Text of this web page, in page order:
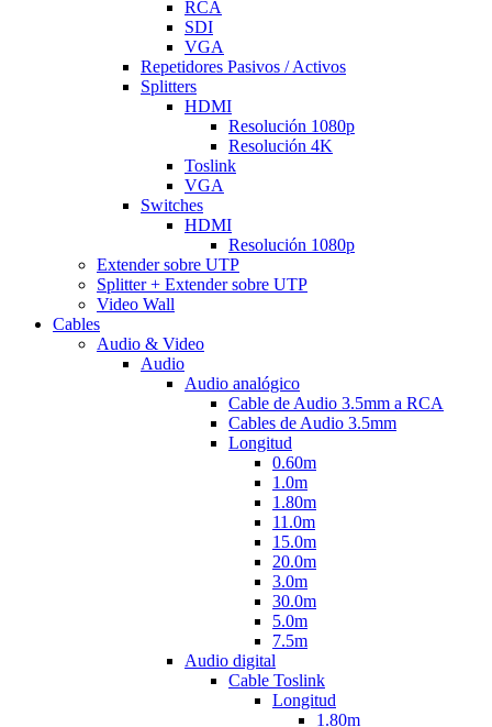
RCA
SDI
VGA
Repetidores Pasivos / Activos
Splitters
HDMI
Resolución 1080p
Resolución 4K
Toslink
VGA
Switches
HDMI
Resolución 1080p
Extender sobre UTP
Splitter + Extender sobre UTP
Video Wall
Cables
Audio & Video
Audio
Audio analógico
Cable de Audio 3.5mm a RCA
Cables de Audio 3.5mm
Longitud
0.60m
1.0m
1.80m
11.0m
15.0m
20.0m
3.0m
30.0m
5.0m
7.5m
Audio digital
Cable Toslink
Longitud
1.80m